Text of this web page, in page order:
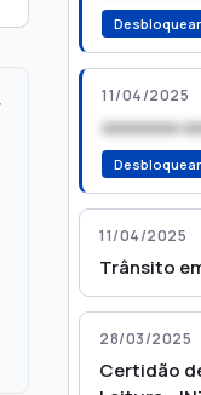
Desbloquear
11/04/2025
xxxxxxxx
Desbloquear
11/04/2025
Trânsito
28/03/2025
Certidão